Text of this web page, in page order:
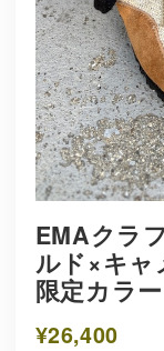
EMAクラ
ルド×キ
限定カラー
¥26,400